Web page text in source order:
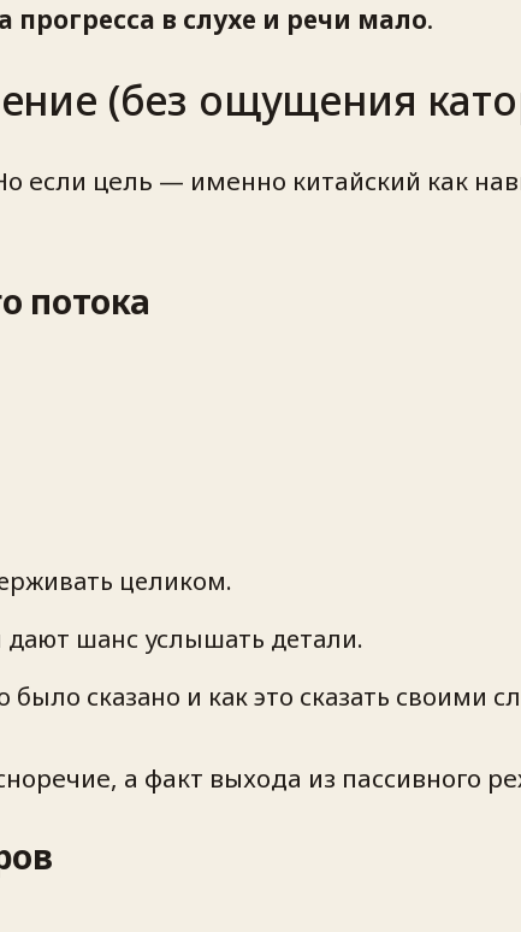
прогресса в слухе и речи мало.
(без ощущения
цель — именно китайский как
потока
целиком.
дают шанс услышать детали.
сказано и как это сказать своими
а факт выхода из пассивного